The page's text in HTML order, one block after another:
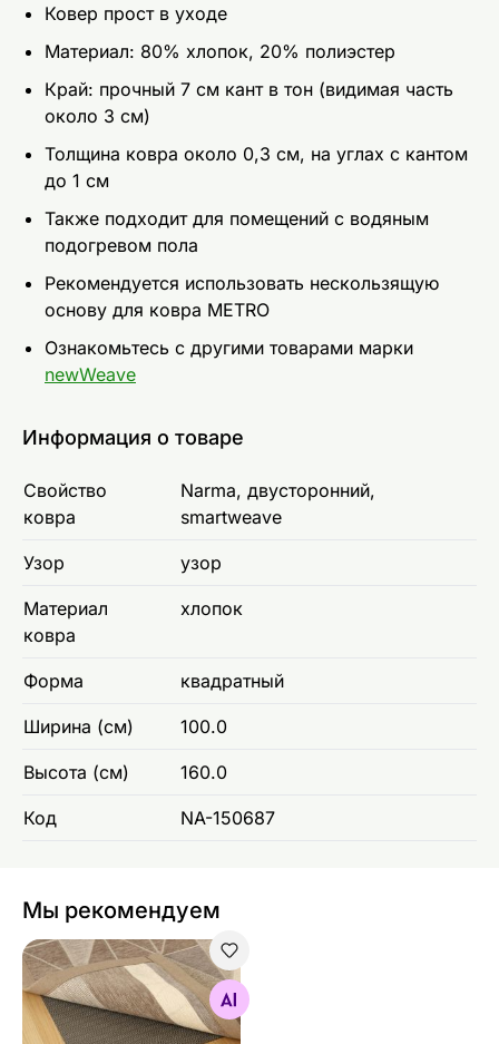
Ковер прост в уходе
Mатериал: 80% хлопок, 20% полиэстер
Край: прочный 7 см кант в тон (видимая часть
около 3 см)
Толщина ковра около 0,3 см, на углах с кантом
до 1 см
Также подходит для помещений с водяным
подогревом пола
Рекомендуется использовать нескользящую
основу для ковра METRO
Ознакомьтесь с другими товарами марки
newWeave
Информация о товаре
Свойство
ковра
Narma, двусторонний,
smartweave
Узор узор
Материал
ковра
хлопок
Форма квадратный
Ширина (см) 100.0
Высота (см) 160.0
Код NA-150687
Мы рекомендуем
Сетчатое основание для ковра Metro
Найдите похожие